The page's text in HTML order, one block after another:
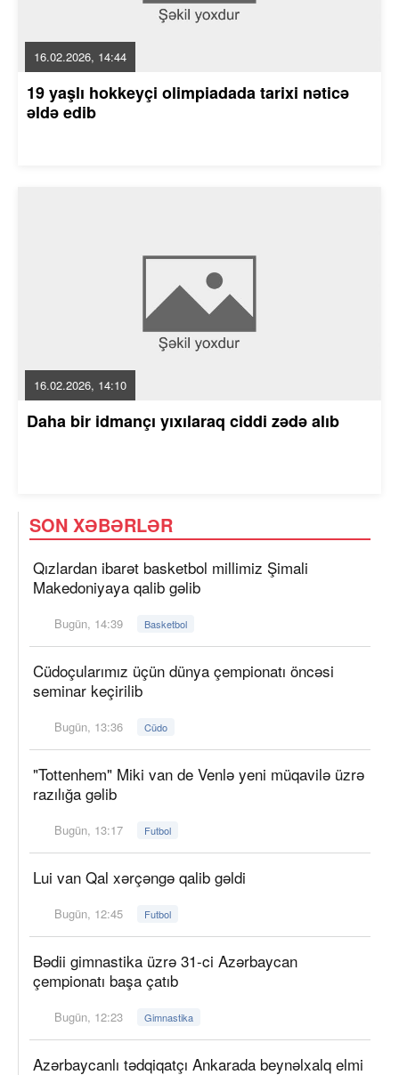
16.02.2026, 14:44
19 yaşlı hokkeyçi olimpiadada tarixi nəticə
əldə edib
16.02.2026, 14:10
Daha bir idmançı yıxılaraq ciddi zədə alıb
SON XƏBƏRLƏR
Qızlardan ibarət basketbol millimiz Şimali
Makedoniyaya qalib gəlib
Bugün, 14:39 Basketbol
Cüdoçularımız üçün dünya çempionatı öncəsi
seminar keçirilib
Bugün, 13:36 Cüdo
"Tottenhem" Miki van de Venlə yeni müqavilə üzrə
razılığa gəlib
Bugün, 13:17 Futbol
Lui van Qal xərçəngə qalib gəldi
Bugün, 12:45 Futbol
Bədii gimnastika üzrə 31-ci Azərbaycan
çempionatı başa çatıb
Bugün, 12:23 Gimnastika
Azərbaycanlı tədqiqatçı Ankarada beynəlxalq elmi